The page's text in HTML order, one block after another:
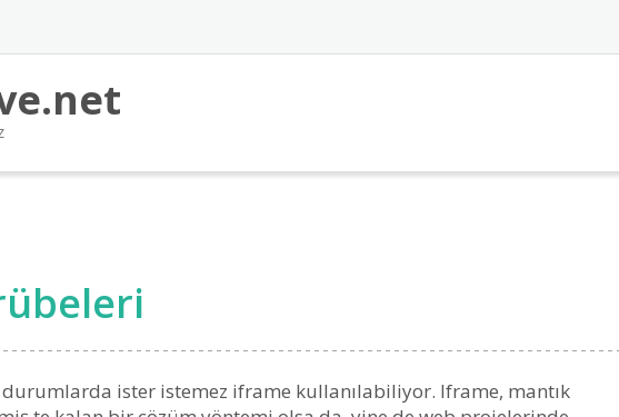
durumlarda ister istemez iframe kullanılabiliyor. Iframe, mantık